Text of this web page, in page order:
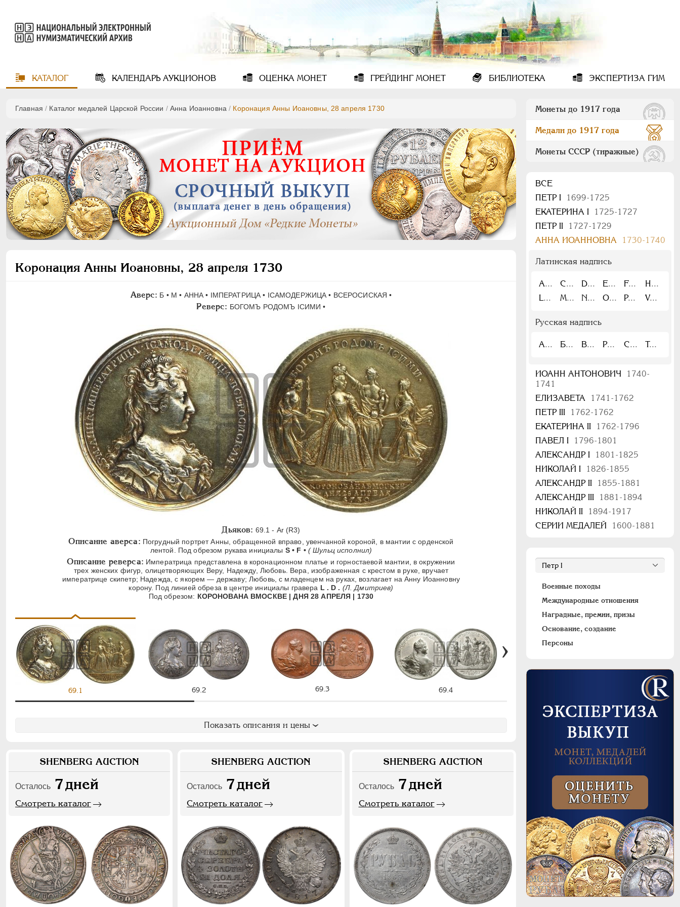
КАТАЛОГ КАЛЕНДАРЬАУКЦИОНОВ ОЦЕНКА МОНЕТ ГРЕЙДИНГМОНЕТ БИБЛИОТЕКА ЭКСПЕРТИЗА ГИМ
Главная / Каталог медалей Царской России /Анна Иоанновна / Коронация Анны Иоановны, 28 апреля 1730
Коронация Анны Иоановны, 28 апреля 1730
Аверс: Б • М • АННА • IМПЕРАТРИЦА • IСАМОДЕРЖИЦА • ВСЕРОСИСКАЯ •
Реверс: БОГОМЪ РОДОМЪ IСИМИ •
Дьяков: 69.1 - Ar (R3)
Описание аверса: Погрудный портрет Анны, обращенной вправо, увенчанной короной, в мантии с орденской
лентой. Под обрезом рукава инициалы S • F • ( Шульц исполнил)
Описание реверса: Императрица представлена в коронационном платье и горностаевой мантии, в окружении
трех женских фигур, олицетворяющих Веру, Надежду, Любовь. Вера, изображенная с крестом в руке, вручает
императрице скипетр; Надежда, с якорем — державу; Любовь, с младенцем на руках, возлагает на Анну Иоанновну
корону. Под линией обреза в центре инициалы гравера L . D . (Л. Дмитриев)
Под обрезом: КОРОНОВАНА ВМОСКВЕ | ДНЯ 28 АПРЕЛЯ | 1730
69.1 69.2 69.3 69.4
Показать описания и цены
SHENBERG AUCTION
Осталось 7дней
Смотреть каталог
SHENBERG AUCTION
Осталось 7дней
Смотреть каталог
SHENBERG AUCTION
Осталось 7дней
Смотреть каталог
Монеты до 1917 года
Медали до 1917 года
Монеты СССР (тиражные)
ВСЕ
ПEТР I
1699-1725
ЕКАТЕРИНА I
1725-1727
ПЕТР II
1727-1729
АННА ИОАННОВНА
1730-1740
Латинская надпись
A C D E F
H
L
M N O P V
Русская надпись
А Б В Р С Т
ИОАНН АНТОНОВИЧ
1740-
1741
ЕЛИЗАВЕТА
1741-1762
ПЕТР III
1762-1762
ЕКАТЕРИНА II
1762-1796
ПАВЕЛ I
1796-1801
АЛЕКСАНДР I
1801-1825
НИКОЛАЙ I
1826-1855
АЛЕКСАНДР II
1855-1881
АЛЕКСАНДР III
1881-1894
НИКОЛАЙ II
1894-1917
СЕРИИ МЕДАЛЕЙ
1600-1881
Военные походы
Международные отношения
Наградные, премии, призы
Основание, создание
Персоны